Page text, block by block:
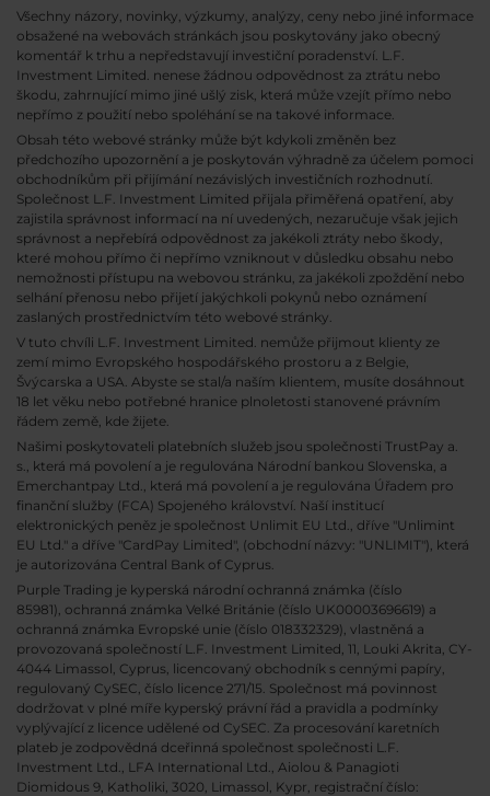
Všechny názory, novinky, výzkumy, analýzy, ceny nebo jiné informace
obsažené na webovách stránkách jsou poskytovány jako obecný
komentář k trhu a nepředstavují investiční poradenství. L.F.
Investment Limited. nenese žádnou odpovědnost za ztrátu nebo
škodu, zahrnující mimo jiné ušlý zisk, která může vzejít přímo nebo
nepřímo z použití nebo spoléhání se na takové informace.
Obsah této webové stránky může být kdykoli změněn bez
předchozího upozornění a je poskytován výhradně za účelem pomoci
obchodníkům při přijímání nezávislých investičních rozhodnutí.
Společnost L.F. Investment Limited přijala přiměřená opatření, aby
zajistila správnost informací na ní uvedených, nezaručuje však jejich
správnost a nepřebírá odpovědnost za jakékoli ztráty nebo škody,
které mohou přímo či nepřímo vzniknout v důsledku obsahu nebo
nemožnosti přístupu na webovou stránku, za jakékoli zpoždění nebo
selhání přenosu nebo přijetí jakýchkoli pokynů nebo oznámení
zaslaných prostřednictvím této webové stránky.
V tuto chvíli L.F. Investment Limited. nemůže přijmout klienty ze
zemí mimo Evropského hospodářského prostoru a z Belgie,
Švýcarska a USA. Abyste se stal/a naším klientem, musíte dosáhnout
18 let věku nebo potřebné hranice plnoletosti stanovené právním
řádem země, kde žijete.
Našimi poskytovateli platebních služeb jsou společnosti TrustPay a.
s., která má povolení a je regulována Národní bankou Slovenska, a
Emerchantpay Ltd., která má povolení a je regulována Úřadem pro
finanční služby (FCA) Spojeného království. Naší institucí
elektronických peněz je společnost Unlimit EU Ltd., dříve "Unlimint
EU Ltd." a dříve "CardPay Limited", (obchodní názvy: "UNLIMIT"), která
je autorizována Central Bank of Cyprus.
Purple Trading je kyperská národní ochranná známka (číslo
85981), ochranná známka Velké Británie (číslo UK00003696619) a
ochranná známka Evropské unie (číslo 018332329), vlastněná a
provozovaná společností L.F. Investment Limited, 11, Louki Akrita, CY-
4044 Limassol, Cyprus, licencovaný obchodník s cennými papíry,
regulovaný CySEC, číslo licence 271/15. Společnost má povinnost
dodržovat v plné míře kyperský právní řád a pravidla a podmínky
vyplývající z licence udělené od CySEC. Za procesování karetních
plateb je zodpovědná dceřinná společnost společnosti L.F.
Investment Ltd., LFA International Ltd., Aiolou & Panagioti
Diomidous 9, Katholiki, 3020, Limassol, Kypr, registrační číslo: